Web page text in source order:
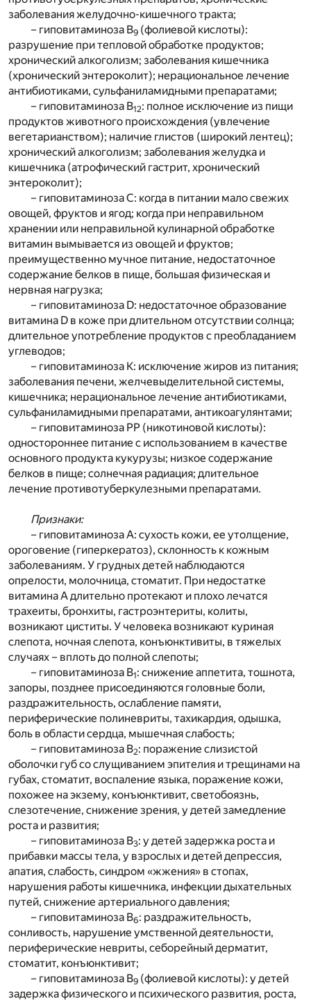
заболевания желудочно-кишечного тракта;
– гиповитаминоза В9 (фолиевой кислоты):
разрушение при тепловой обработке продуктов;
хронический алкоголизм; заболевания кишечника
(хронический энтероколит); нерациональное лечение
антибиотиками, сульфаниламидными препаратами;
– гиповитаминоза В12: полное исключение из пищи
продуктов животного происхождения (увлечение
вегетарианством); наличие глистов (широкий лентец);
хронический алкоголизм; заболевания желудка и
кишечника (атрофический гастрит, хронический
энтероколит);
– гиповитаминоза С: когда в питании мало свежих
овощей, фруктов и ягод; когда при неправильном
хранении или неправильной кулинарной обработке
витамин вымывается из овощей и фруктов;
преимущественно мучное питание, недостаточное
содержание белков в пище, большая физическая и
нервная нагрузка;
– гиповитаминоза D: недостаточное образование
витамина D в коже при длительном отсутствии солнца;
длительное употребление продуктов с преобладанием
углеводов;
– гиповитаминоза К: исключение жиров из питания;
заболевания печени, желчевыделительной системы,
кишечника; нерациональное лечение антибиотиками,
сульфаниламидными препаратами, антикоагулянтами;
– гиповитаминоза РР (никотиновой кислоты):
одностороннее питание с использованием в качестве
основного продукта кукурузы; низкое содержание
белков в пище; солнечная радиация; длительное
лечение противотуберкулезными препаратами.
Признаки:
– гиповитаминоза А: сухость кожи, ее утолщение,
ороговение (гиперкератоз), склонность к кожным
заболеваниям. У грудных детей наблюдаются
опрелости, молочница, стоматит. При недостатке
витамина А длительно протекают и плохо лечатся
трахеиты, бронхиты, гастроэнтериты, колиты,
возникают циститы. У человека возникают куриная
слепота, ночная слепота, конъюнктивиты, в тяжелых
случаях – вплоть до полной слепоты;
– гиповитаминоза В1: снижение аппетита, тошнота,
запоры, позднее присоединяются головные боли,
раздражительность, ослабление памяти,
периферические полиневриты, тахикардия, одышка,
боль в области сердца, мышечная слабость;
– гиповитаминоза В2: поражение слизистой
оболочки губ со слущиванием эпителия и трещинами на
губах, стоматит, воспаление языка, поражение кожи,
похожее на экзему, конъюнктивит, светобоязнь,
слезотечение, снижение зрения, у детей замедление
роста и развития;
– гиповитаминоза В3: у детей задержка роста и
прибавки массы тела, у взрослых и детей депрессия,
апатия, слабость, синдром «жжения» в стопах,
нарушения работы кишечника, инфекции дыхательных
путей, снижение артериального давления;
– гиповитаминоза В6: раздражительность,
сонливость, нарушение умственной деятельности,
периферические невриты, себорейный дерматит,
стоматит, конъюнктивит;
– гиповитаминоза В9 (фолиевой кислоты): у детей
задержка физического и психического развития, роста,